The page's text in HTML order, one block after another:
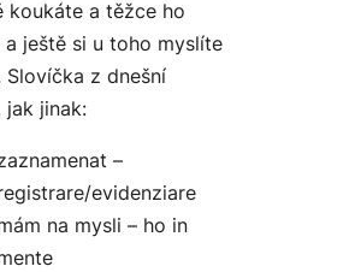
koukáte a těžce ho
a ještě si u toho myslíte
Slovíčka z dnešní
jak jinak:
–
evidenziare
na mysli – ho in